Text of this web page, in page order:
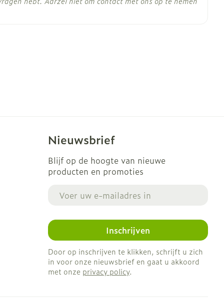
Nieuwsbrief
Blijf op de hoogte van nieuwe
producten en promoties
Inschrijven
Door op inschrijven te klikken, schrijft u zich
in voor onze nieuwsbrief en gaat u akkoord
met onze privacy policy.